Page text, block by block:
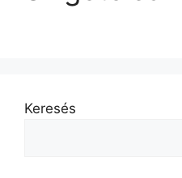
Keresés